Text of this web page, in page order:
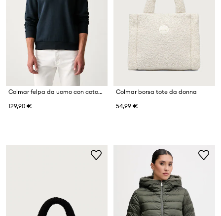
Colmar felpa da uomo con cotone
129,90 €
Colmar borsa tote da donna
54,99 €